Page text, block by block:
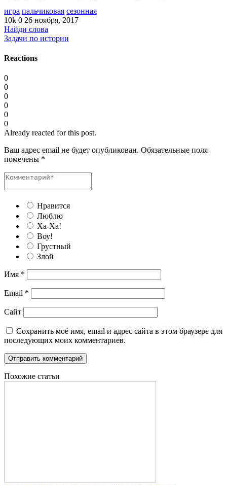
игра пальчиковая сезонная
10k 0 26 ноября, 2017
Найди слова
Задачи по истории
Reactions
0
0
0
0
0
0
Already reacted for this post.
Ваш адрес email не будет опубликован. Обязательные поля
помечены *
Нравится
Люблю
Ха-Ха!
Воу!
Грустный
Злой
Имя *
Email *
Сайт
Сохранить моё имя, email и адрес сайта в этом браузере для
последующих моих комментариев.
Похожие статьи